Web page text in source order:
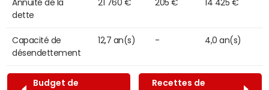
Annuité de la
dette
21 760 € 205 € 14 425 €
Capacité de
désendettement
12,7 an(s) - 4,0 an(s)
Budget de
Recettes de